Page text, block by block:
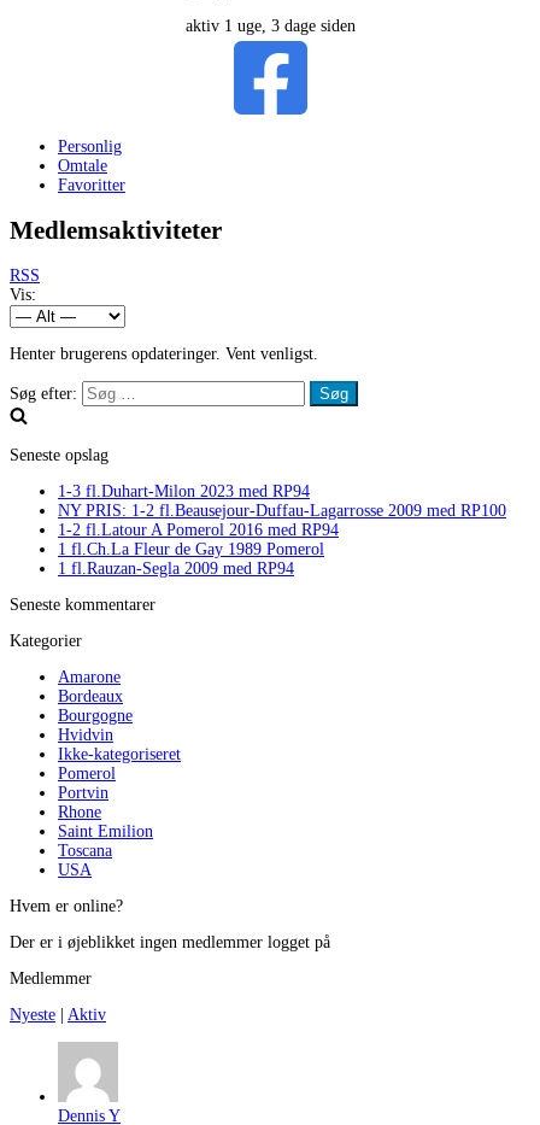
aktiv 1 uge, 3 dage siden
Personlig
Omtale
Favoritter
Medlemsaktiviteter
RSS
Vis:
Henter brugerens opdateringer. Vent venligst.
Søg efter:
Seneste opslag
1-3 fl.Duhart-Milon 2023 med RP94
NY PRIS: 1-2 fl.Beausejour-Duffau-Lagarrosse 2009 med RP100
1-2 fl.Latour A Pomerol 2016 med RP94
1 fl.Ch.La Fleur de Gay 1989 Pomerol
1 fl.Rauzan-Segla 2009 med RP94
Seneste kommentarer
Kategorier
Amarone
Bordeaux
Bourgogne
Hvidvin
Ikke-kategoriseret
Pomerol
Portvin
Rhone
Saint Emilion
Toscana
USA
Hvem er online?
Der er i øjeblikket ingen medlemmer logget på
Medlemmer
Nyeste
Aktiv
Dennis Y